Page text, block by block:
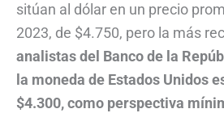
sitúan al dólar en un precio
2023, de $4.750, pero la más
analistas del Banco de la
la moneda de Estados Unidos
$4.300, como perspectiva